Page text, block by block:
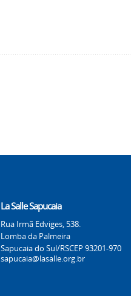
La Salle Sapucaia
Rua Irmã Edviges, 538.
Lomba da Palmeira
Sapucaia do Sul/RSCEP 93201-970
sapucaia@lasalle.org.br